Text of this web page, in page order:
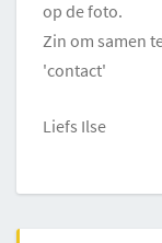
op de foto.
Zin om samen
'contact'
Liefs Ilse